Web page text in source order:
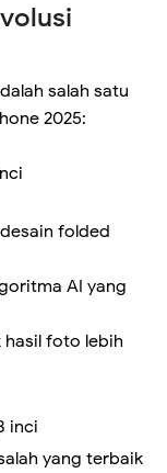
salah satu
2025:
folded
AI yang
hasil foto lebih
inci
yang terbaik